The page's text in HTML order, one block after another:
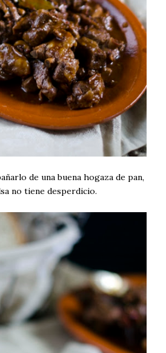
de una buena hogaza de pan,
no tiene desperdicio.